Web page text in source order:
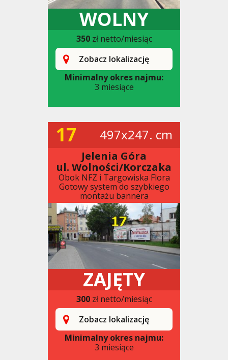
WOLNY
350zł netto/miesiąc
Zobacz lokalizację
Minimalny okres najmu:
3 miesiące
17 497x247. cm
Jelenia Góra
ul. Wolności/Korczaka
Obok NFZ i Targowiska Flora
Gotowy system do szybkiego
montażu bannera
ZAJĘTY
300zł netto/miesiąc
Zobacz lokalizację
Minimalny okres najmu:
3 miesiące